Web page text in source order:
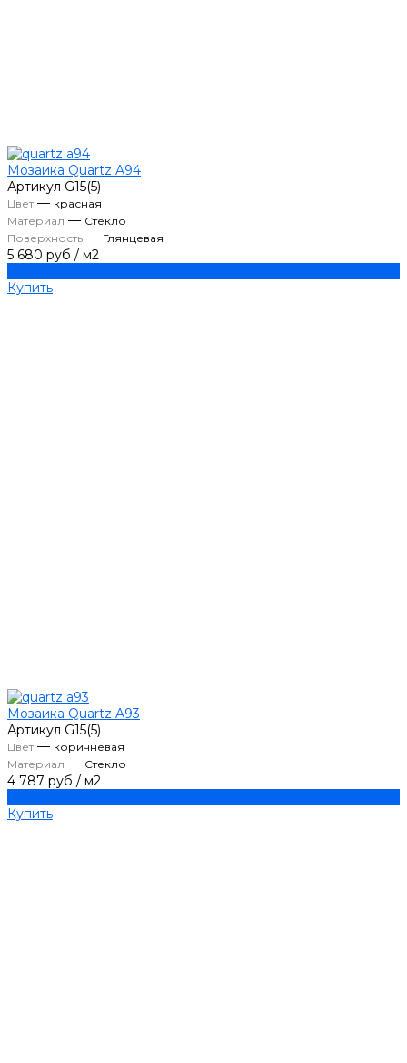
Мозаика Quartz A94
Артикул G15(5)
Цвет— красная
Материал — Стекло
Поверхность — Глянцевая
5 680 руб / м2
Купить
Мозаика Quartz A93
Артикул G15(5)
Цвет— коричневая
Материал — Стекло
4 787 руб / м2
Купить